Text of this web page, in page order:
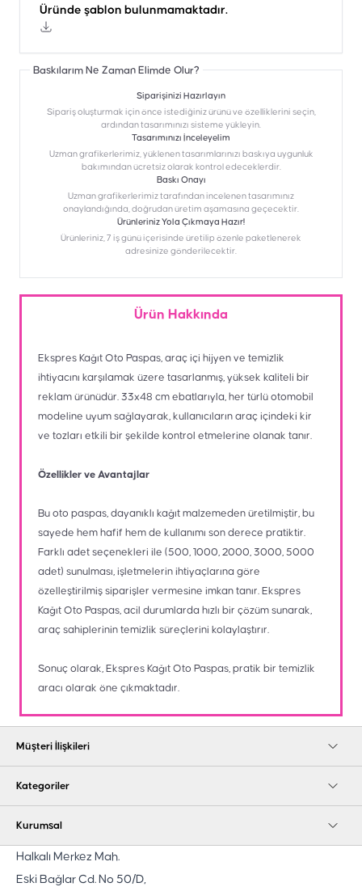
Üründe şablon bulunmamaktadır.
Baskılarım Ne Zaman Elimde Olur?
Siparişinizi Hazırlayın
Sipariş oluşturmak için önce istediğiniz ürünü ve özelliklerini seçin,
ardından tasarımınızı sisteme yükleyin.
Tasarımınızı İnceleyelim
Uzman grafikerlerimiz, yüklenen tasarımlarınızı baskıya uygunluk
bakımından ücretsiz olarak kontrol edeceklerdir.
Baskı Onayı
Uzman grafikerlerimiz tarafından incelenen tasarımınız
onaylandığında, doğrudan üretim aşamasına geçecektir.
Ürünleriniz Yola Çıkmaya Hazır!
Ürünleriniz, 7 iş günü içerisinde üretilip özenle paketlenerek
adresinize gönderilecektir.
Ürün Hakkında
Ekspres Kağıt Oto Paspas, araç içi hijyen ve temizlik
ihtiyacını karşılamak üzere tasarlanmış, yüksek kaliteli bir
reklam ürünüdür. 33x48 cm ebatlarıyla, her türlü otomobil
modeline uyum sağlayarak, kullanıcıların araç içindeki kir
ve tozları etkili bir şekilde kontrol etmelerine olanak tanır.
Özellikler ve Avantajlar
Bu oto paspas, dayanıklı kağıt malzemeden üretilmiştir, bu
sayede hem hafif hem de kullanımı son derece pratiktir.
Farklı adet seçenekleri ile (500, 1000, 2000, 3000, 5000
adet) sunulması, işletmelerin ihtiyaçlarına göre
özelleştirilmiş siparişler vermesine imkan tanır. Ekspres
Kağıt Oto Paspas, acil durumlarda hızlı bir çözüm sunarak,
araç sahiplerinin temizlik süreçlerini kolaylaştırır.
Sonuç olarak, Ekspres Kağıt Oto Paspas, pratik bir temizlik
aracı olarak öne çıkmaktadır.
Müşteri İlişkileri
Kategoriler
Kurumsal
Halkalı Merkez Mah.
Eski Bağlar Cd. No 50/D,